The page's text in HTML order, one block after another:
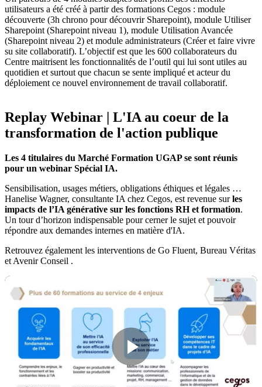
utilisateurs a été créé à partir des formations Cegos : module
découverte (3h chrono pour découvrir Sharepoint), module Utiliser
Sharepoint (Sharepoint niveau 1), module Utilisation Avancée
(Sharepoint niveau 2) et module administrateurs (Créer et faire vivre
su site collaboratif). L’objectif est que les 600 collaborateurs du
Centre maitrisent les fonctionnalités de l’outil qui lui sont utiles au
quotidien et surtout que chacun se sente impliqué et acteur du
déploiement ce nouvel environnement de travail collaboratif.
Replay Webinar | L'IA au coeur de la
transformation de l'action publique
Les 4 titulaires du Marché Formation UGAP se sont réunis
pour un webinar Spécial IA.
Sensibilisation, usages métiers, obligations éthiques et légales …
Hanelise Wagner, consultante IA chez Cegos, est revenue surles
impacts de l’IA générative sur les fonctions RH et formation.
Un tour d’horizon indispensable pour cerner le sujet et pouvoir
répondre aux demandes internes en matière d'IA.
Retrouvez également les interventions de Go Fluent, Bureau Véritas
et Avenir Conseil .